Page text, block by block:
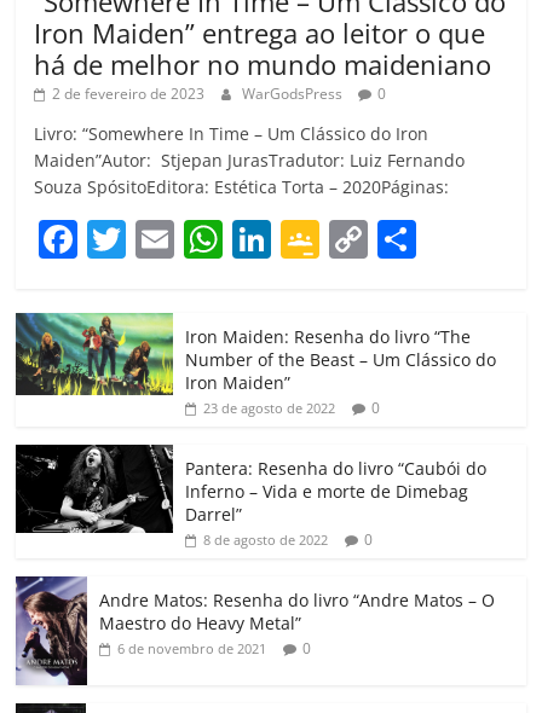
Iron Maiden” entrega ao leitor o que
há de melhor no mundo maideniano
2 de fevereiro de 2023 WarGodsPress 0
Livro: “Somewhere In Time – Um Clássico do Iron
Maiden”Autor: Stjepan JurasTradutor: Luiz Fernando
Souza SpósitoEditora: Estética Torta – 2020Páginas:
F
c
e
b
o
o
k
T
itt
er
E W
at
s
A
p
Li
e
dI
G
gl
e
Cl
a
ss
ro
o
C
p
y
Li
k
m
p
h
ar
Iron Maiden: Resenha do livro “The
Number of the Beast – Um Clássico do
Iron Maiden”
23 de agosto de 2022 0
Pantera: Resenha do livro “Caubói do
Inferno – Vida e morte de Dimebag
Darrel”
8 de agosto de 2022 0
Andre Matos: Resenha do livro “Andre Matos – O
Maestro do Heavy Metal”
6 de novembro de 2021 0